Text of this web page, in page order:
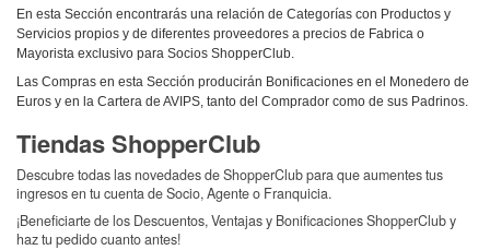
En esta Sección encontrarás una relación de Categorías con Productos y
Servicios propios y de diferentes proveedores a precios de Fabrica o
Mayorista exclusivo para Socios ShopperClub.
Las Compras en esta Sección producirán Bonificaciones en el Monedero de
Euros y en la Cartera de AVIPS, tanto del Comprador como de sus Padrinos.
Tiendas ShopperClub
Descubre todas las novedades de ShopperClub para que aumentes tus
ingresos en tu cuenta de Socio, Agente o Franquicia.
¡Beneficiarte de los Descuentos, Ventajas y Bonificaciones ShopperClub y
haz tu pedido cuanto antes!